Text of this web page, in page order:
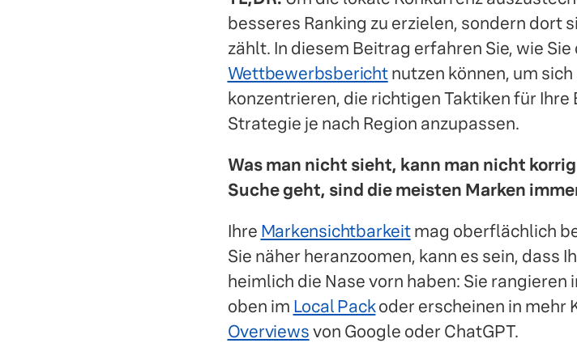
besseres Ranking zu erzielen, sondern dort
zählt. In diesem Beitrag erfahren Sie, wie
Wettbewerbsberichtnutzen können, um
konzentrieren, die richtigen Taktiken für Ihre
Strategie je nach Region anzupassen.
Was man nicht sieht, kann man nicht
Suche geht, sind die meisten Marken
Ihre Markensichtbarkeitmag oberflächlich
Sie näher heranzoomen, kann es sein, dass
heimlich die Nase vorn haben: Sie
oben im Local Packoder erscheinen in mehr
Overviewsvon Google oder ChatGPT.